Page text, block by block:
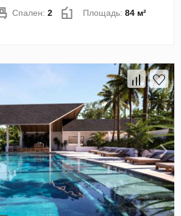
Спален:2 Площадь:84 м²